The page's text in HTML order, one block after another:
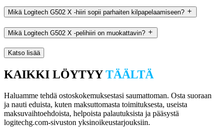
Mikä Logitech G502 X -hiiri sopii parhaiten kilpapelaamiseen?
Mikä Logitech G502 X -pelihiiri on muokattavin?
Katso lisää
KAIKKI LÖYTYYTÄÄLTÄ
Haluamme tehdä ostoskokemuksestasi saumattoman. Osta suoraan
ja nauti eduista, kuten maksuttomasta toimituksesta, useista
maksuvaihtoehdoista, helpoista palautuksista ja pääsystä
logitechg.com-sivuston yksinoikeustarjouksiin.